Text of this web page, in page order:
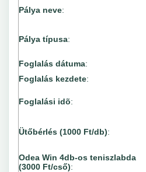
Pálya neve:
Pálya típusa:
Foglalás dátuma:
Foglalás kezdete:
Foglalási idõ:
Ütőbérlés (1000 Ft/db):
Odea Win 4db-os teniszlabda
(3000 Ft/cső):